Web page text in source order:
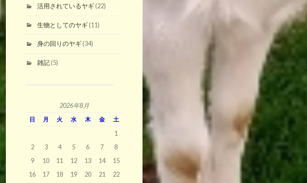
活用されているヤギ(22)
生物としてのヤギ(11)
身の回りのヤギ(34)
雑記(5)
2026年8月
日 月 火 水 木 金 土
1
2
3 4 5 6 7
8
9
10 11 12 13 14
15
16
17 18 19 20 21
22